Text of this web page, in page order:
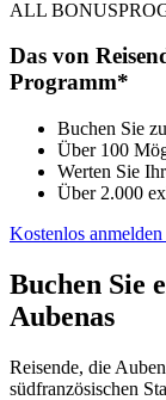
ALL
Das von
Programm*
Buchen Sie
Über 100
Werten Sie
Über 2.000
Kostenlos anmelden
Buchen Sie
Aubenas
Reisende, die
südfranzösischen